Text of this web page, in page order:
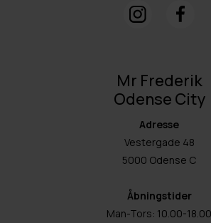
Mr Frederik
Odense City
Adresse
Vestergade 48
5000 Odense C
Åbningstider
Man-Tors: 10.00-18.00